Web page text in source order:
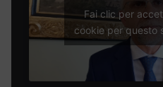
Fai clic per
cookie per questo